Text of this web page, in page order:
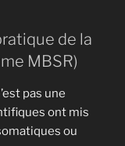
de la
MBSR)
pas une
ont mis
ou